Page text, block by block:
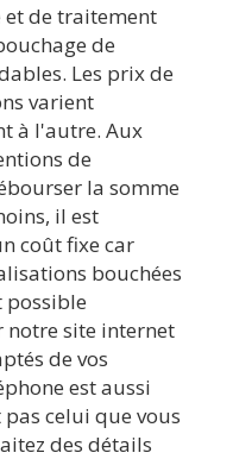
et de traitement
de
Les prix de
varient
à l'autre. Aux
de
la somme
il est
coût fixe car
bouchées
possible
notre site internet
de vos
est aussi
celui que vous
des détails